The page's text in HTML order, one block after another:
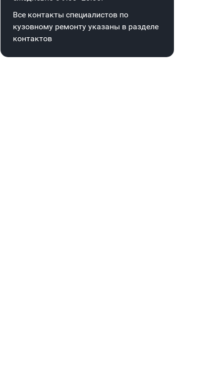
Все контакты специалистов по
кузовному ремонту указаны в разделе
контактов